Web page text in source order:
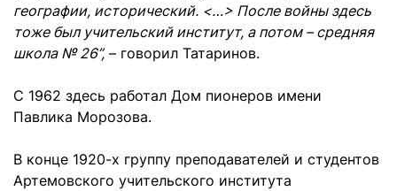
географии, исторический. <…> После войны здесь
тоже был учительский институт, а потом – средняя
школа № 26”, – говорил Татаринов.
С 1962 здесь работал Дом пионеров имени
Павлика Морозова.
В конце 1920-х группу преподавателей и студентов
Артемовского учительского института